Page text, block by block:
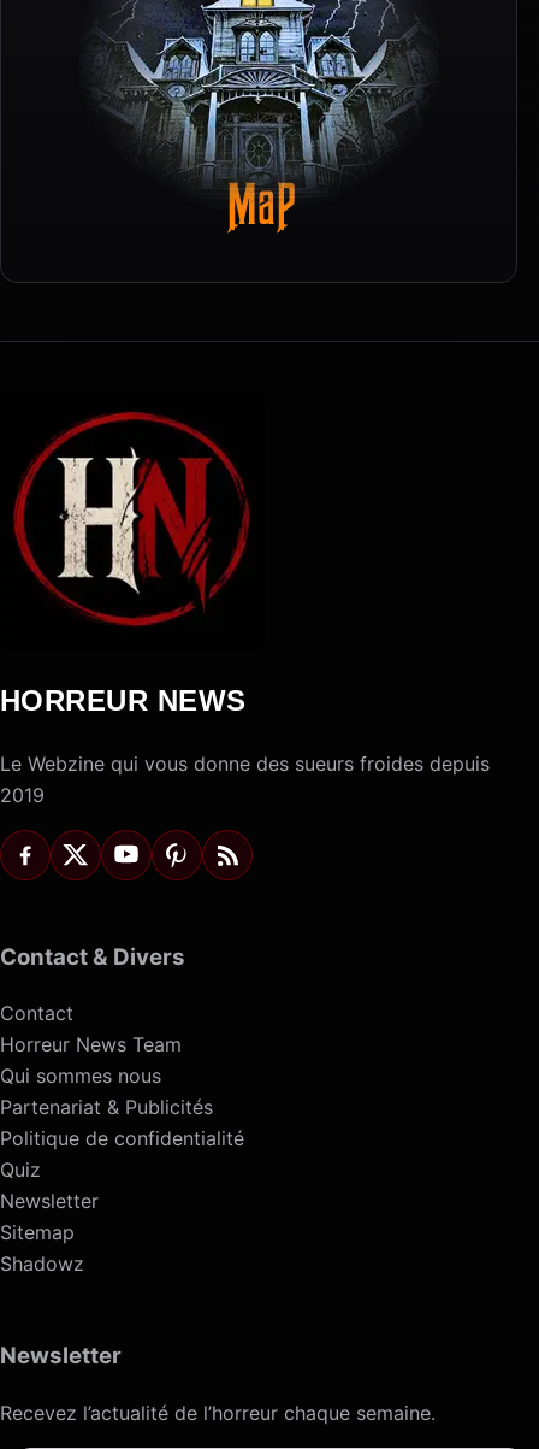
HORREUR NEWS
Le Webzine qui vous donne des sueurs froides depuis
2019
Contact & Divers
Contact
Horreur News Team
Qui sommes nous
Partenariat & Publicités
Politique de confidentialité
Quiz
Newsletter
Sitemap
Shadowz
Newsletter
Recevez l’actualité de l’horreur chaque semaine.